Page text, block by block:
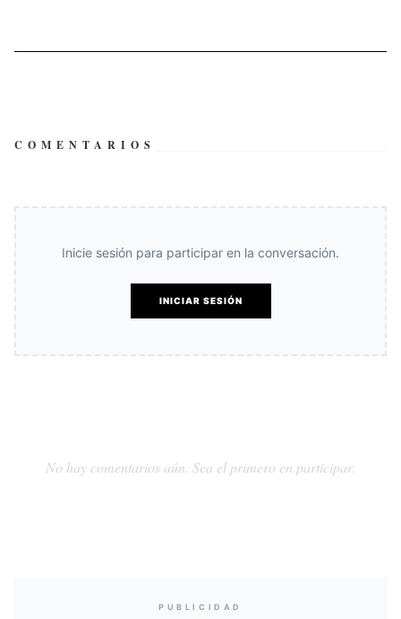
COMENTARIOS
Inicie sesión para participar en la conversación.
INICIAR SESIÓN
No hay comentarios aún. Sea el primero en participar.
PUBLICIDAD